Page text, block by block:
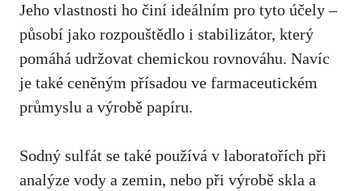
⁤Jeho‌ vlastnosti ho ‍činí ideálním⁣ pro tyto⁢ účely –
působí jako rozpouštědlo i stabilizátor, ‌který
pomáhá udržovat chemickou rovnováhu. Navíc
‍je také ceněným ‌přísadou ve farmaceutickém
průmyslu a výrobě papíru.
Sodný ⁣sulfát se také ⁤používá v laboratořích při
analýze vody a zemin, nebo při výrobě skla a⁤